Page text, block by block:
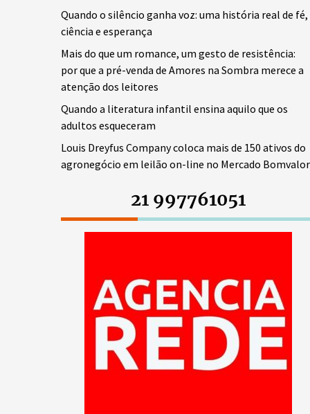
Quando o silêncio ganha voz: uma história real de fé,
ciência e esperança
Mais do que um romance, um gesto de resistência:
por que a pré-venda de Amores na Sombra merece a
atenção dos leitores
Quando a literatura infantil ensina aquilo que os
adultos esqueceram
Louis Dreyfus Company coloca mais de 150 ativos do
agronegócio em leilão on-line no Mercado Bomvalor
21 997761051